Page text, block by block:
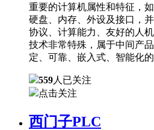
重要的计算机属性和特征，
硬盘、内存、外设及接口，
协议、计算能力、友好的人
技术非常特殊，属于中间产
定、可靠、嵌入式、智能化的
559人已关注
点击关注
西门子PLC